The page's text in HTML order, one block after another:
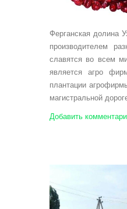
Ферганская долина
производителем
славятся во всем
является агро
плантации
магистральной
Добавить